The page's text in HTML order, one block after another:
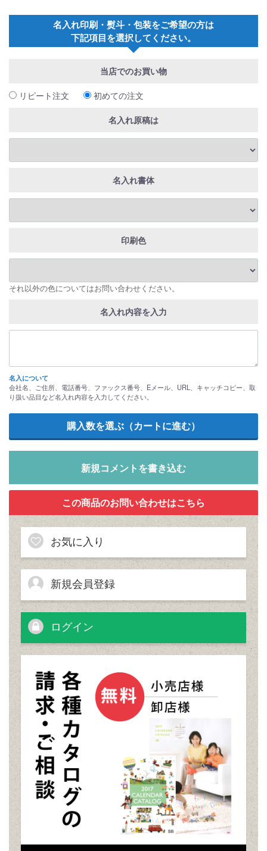
名入れ印刷・熨斗・包装をご希望の方は
下記項目を選択してください。
当店でのお買い物
リピート注文 初めての注文
名入れ原稿は
名入れ書体
印刷色
それ以外の色についてはお問い合わせください。
名入れ内容を入力
名入について
会社名、ご住所、電話番号、ファックス番号、Eメール、URL、キャッチコピー、取
り扱い品目など名入れ内容を入力してください。
新規コメントを書き込む
お気に入り
新規会員登録
ログイン